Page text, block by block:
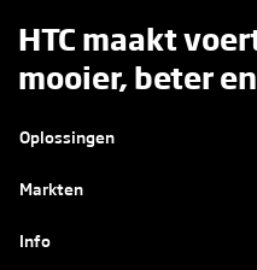
HTC maakt
mooier, beter
Oplossingen
Markten
Info